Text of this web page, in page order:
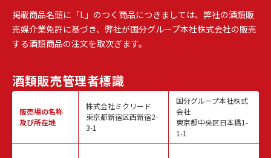
掲載商品名頭に「L」のつく商品につきましては、弊社の酒類販
売媒介業免許に基づき、弊社が国分グループ本社株式会社の販売
する酒類商品の注文を取次ぎます。
酒類販売管理者標識
販売場の名称
及び所在地
株式会社ミクリード
東京都新宿区西新宿2-
3-1
国分グループ本社株式
会社
東京都中央区日本橋1-
1-1